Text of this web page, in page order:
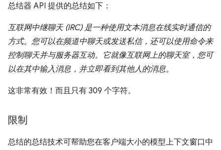
总结器 API 提供的总结如下：
互联网中继聊天 (IRC) 是一种使用文本消息在线实时通信的
方式。您可以在频道中聊天或发送私信，还可以使用命令来
控制聊天并与服务器互动。它就像互联网上的聊天室，您可
以在其中输入消息，并立即看到其他人的消息。
这非常有效！而且只有 309 个字符。
限制
总结的总结技术可帮助您在客户端大小的模型上下文窗口中